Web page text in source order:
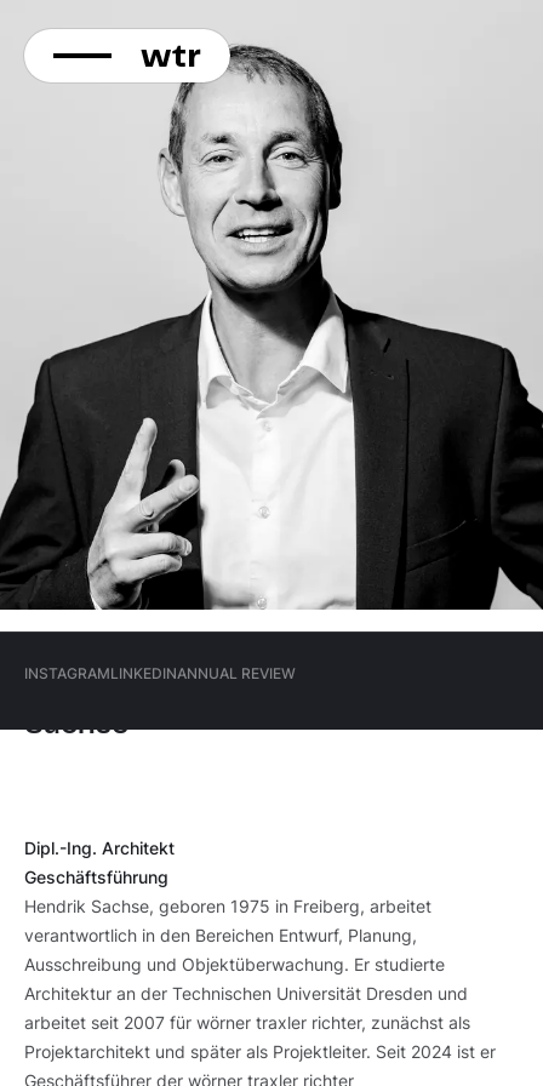
zum
Inhalt
Hauptmenü
INSTAGRAM
INSTAGRAM
LINKEDIN
LINKEDIN
ANNUAL REVIEW
ANNUAL REVIEW
Hendrik
Sachse
Dipl.-Ing. Architekt
Geschäftsführung
Hendrik Sachse, geboren 1975 in Freiberg, arbeitet
verantwortlich in den Bereichen Entwurf, Planung,
Ausschreibung und Objektüberwachung. Er studierte
Architektur an der Technischen Universität Dresden und
arbeitet seit 2007 für wörner traxler richter, zunächst als
Projektarchitekt und später als Projektleiter. Seit 2024 ist er
Geschäftsführer der wörner traxler richter